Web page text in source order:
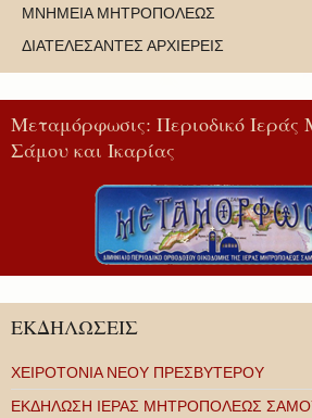
ΜΝΗΜΕΙΑ ΜΗΤΡΟΠΟΛΕΩΣ
ΔΙΑΤΕΛΕΣΑΝΤΕΣ ΑΡΧΙΕΡΕΙΣ
Μεταμόρφωσις: Περιοδικό Ιεράς
Σάμου και Ικαρίας
ΕΚΔΗΛΩΣΕΙΣ
ΧΕΙΡΟΤΟΝΙΑ ΝΕΟΥ ΠΡΕΣΒΥΤΕΡΟΥ
ΕΚΔΗΛΩΣΗ ΙΕΡΑΣ ΜΗΤΡΟΠΟΛΕΩΣ ΣΑΜΟΥ